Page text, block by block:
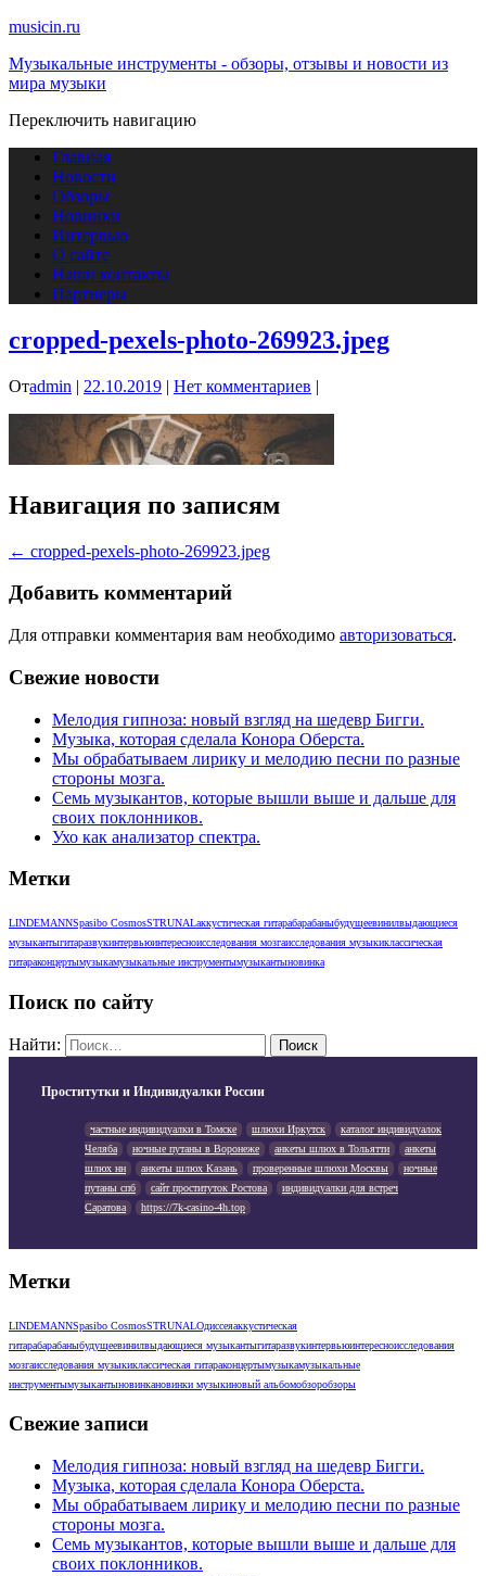
musicin.ru
Музыкальные инструменты - обзоры, отзывы и новости из
мира музыки
Переключить навигацию
Главная
Новости
Обзоры
Новинки
Интервью
О сайте
Наши контакты
Партнеры
cropped-pexels-photo-269923.jpeg
Отadmin | 22.10.2019 | Нет комментариев |
Навигация по записям
← cropped-pexels-photo-269923.jpeg
Добавить комментарий
Для отправки комментария вам необходимо авторизоваться.
Свежие новости
Мелодия гипноза: новый взгляд на шедевр Бигги.
Музыка, которая сделала Конора Оберста.
Мы обрабатываем лирику и мелодию песни по разные
стороны мозга.
Семь музыкантов, которые вышли выше и дальше для
своих поклонников.
Ухо как анализатор спектра.
Метки
LINDEMANNSpasibo CosmosSTRUNALаккустическая гитарабарабаныбудущеевинилвыдающиеся
музыкантыгитаразвукинтервьюинтересноисследования мозгаисследования музыкиклассическая
гитараконцертымузыкамузыкальные инструментымузыкантыновинка
Поиск по сайту
Найти:
Проститутки и Индивидуалки России
частные индивидуалки в Томске шлюхи Иркутск
каталог индивидуалок
Челяба
ночные путаны в Воронеже анкеты шлюх в Тольятти
анкеты
шлюх нн
анкеты шлюх Казань проверенные шлюхи Москвы
ночные
путаны спб
сайт проституток Ростова
индивидуалки для встреч
Саратова
https://7k-casino-4h.top
Метки
LINDEMANNSpasibo CosmosSTRUNALОдиссеяаккустическая
гитарабарабаныбудущеевинилвыдающиеся музыкантыгитаразвукинтервьюинтересноисследования
мозгаисследования музыкиклассическая гитараконцертымузыкамузыкальные
инструментымузыкантыновинкановинки музыкиновый альбомобзоробзоры
Свежие записи
Мелодия гипноза: новый взгляд на шедевр Бигги.
Музыка, которая сделала Конора Оберста.
Мы обрабатываем лирику и мелодию песни по разные
стороны мозга.
Семь музыкантов, которые вышли выше и дальше для
своих поклонников.